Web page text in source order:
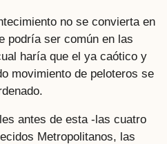
no se convierta en
podría ser común en las
haría que el ya caótico y
movimiento de peloteros se
antes de esta -las cuatro
Metropolitanos, las